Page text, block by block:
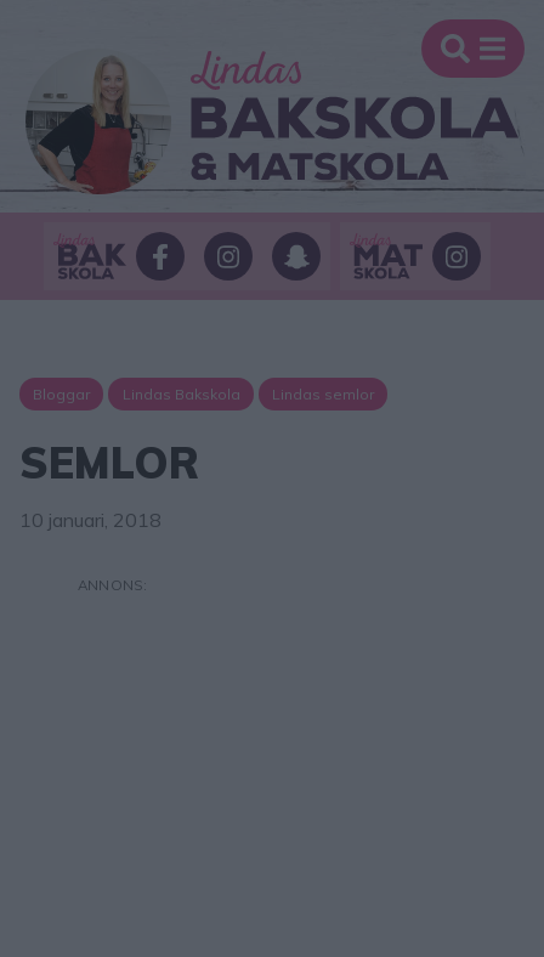
Bloggar Lindas Bakskola Lindas semlor
SEMLOR
10 januari, 2018